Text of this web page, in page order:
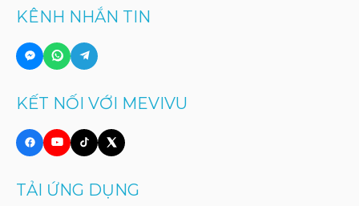
KÊNH NHẮN TIN
KẾT NỐI VỚI MEVIVU
TẢI ỨNG DỤNG